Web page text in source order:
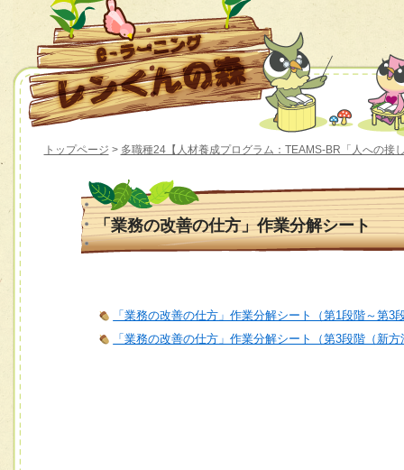
トップページ > 多職種24【人材養成プログラム：TEAMS-BR「人への接
「業務の改善の仕方」作業分解シート
「業務の改善の仕方」作業分解シート（第1段階～第3
「業務の改善の仕方」作業分解シート（第3段階（新